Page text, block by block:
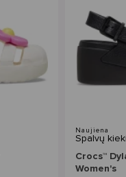
Naujiena
Spalvų
Crocs™
Women's